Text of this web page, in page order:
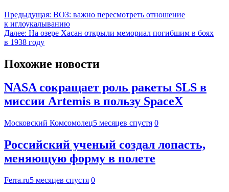
Предыдущая: ВОЗ: важно пересмотреть отношение
к иглоукалыванию
Далее: На озере Хасан открыли мемориал погибшим в боях
в 1938 году
Похожие новости
NASA сокращает роль ракеты SLS в
миссии Artemis в пользу SpaceX
Московский Комсомолец5 месяцев спустя 0
Российский ученый создал лопасть,
меняющую форму в полете
Ferra.ru5 месяцев спустя 0